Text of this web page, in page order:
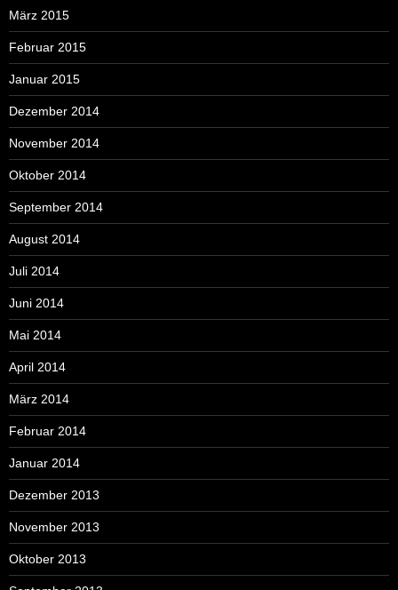
März 2015
Februar 2015
Januar 2015
Dezember 2014
November 2014
Oktober 2014
September 2014
August 2014
Juli 2014
Juni 2014
Mai 2014
April 2014
März 2014
Februar 2014
Januar 2014
Dezember 2013
November 2013
Oktober 2013